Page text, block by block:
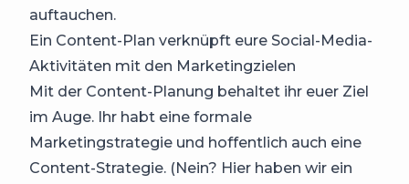
auftauchen.
Ein Content-Plan verknüpft eure Social-Media-
Aktivitäten mit den Marketingzielen
Mit der Content-Planung behaltet ihr euer Ziel
im Auge. Ihr habt eine formale
Marketingstrategie und hoffentlich auch eine
Content-Strategie. (Nein? Hier haben wir ein